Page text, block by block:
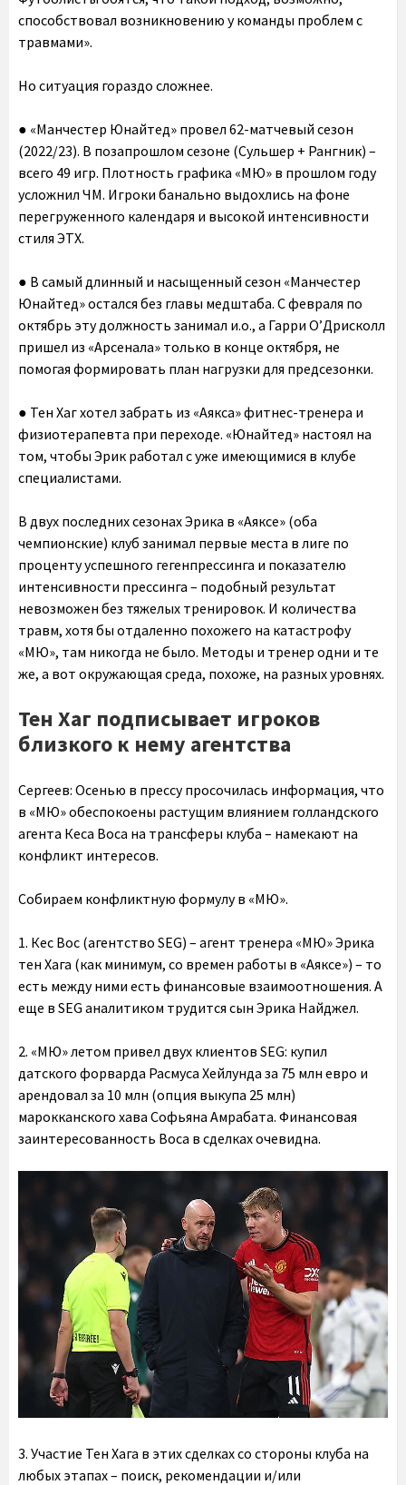
способствовал возникновению у команды проблем с
травмами».
Но ситуация гораздо сложнее.
● «Манчестер Юнайтед» провел 62-матчевый сезон
(2022/23). В позапрошлом сезоне (Сульшер + Рангник) –
всего 49 игр. Плотность графика «МЮ» в прошлом году
усложнил ЧМ. Игроки банально выдохлись на фоне
перегруженного календаря и высокой интенсивности
стиля ЭТХ.
● В самый длинный и насыщенный сезон «Манчестер
Юнайтед» остался без главы медштаба. С февраля по
октябрь эту должность занимал и.о., а Гарри О’Дрисколл
пришел из «Арсенала» только в конце октября, не
помогая формировать план нагрузки для предсезонки.
● Тен Хаг хотел забрать из «Аякса» фитнес-тренера и
физиотерапевта при переходе. «Юнайтед» настоял на
том, чтобы Эрик работал с уже имеющимися в клубе
специалистами.
В двух последних сезонах Эрика в «Аяксе» (оба
чемпионские) клуб занимал первые места в лиге по
проценту успешного гегенпрессинга и показателю
интенсивности прессинга – подобный результат
невозможен без тяжелых тренировок. И количества
травм, хотя бы отдаленно похожего на катастрофу
«МЮ», там никогда не было. Методы и тренер одни и те
же, а вот окружающая среда, похоже, на разных уровнях.
Тен Хаг подписывает игроков
близкого к нему агентства
Сергеев: Осенью в прессу просочилась информация, что
в «МЮ» обеспокоены растущим влиянием голландского
агента Кеса Воса на трансферы клуба – намекают на
конфликт интересов.
Собираем конфликтную формулу в «МЮ».
1. Кес Вос (агентство SEG) – агент тренера «МЮ» Эрика
тен Хага (как минимум, со времен работы в «Аяксе») – то
есть между ними есть финансовые взаимоотношения. А
еще в SEG аналитиком трудится сын Эрика Найджел.
2. «МЮ» летом привел двух клиентов SEG: купил
датского форварда Расмуса Хейлунда за 75 млн евро и
арендовал за 10 млн (опция выкупа 25 млн)
марокканского хава Софьяна Амрабата. Финансовая
заинтересованность Воса в сделках очевидна.
3. Участие Тен Хага в этих сделках со стороны клуба на
любых этапах – поиск, рекомендации и/или